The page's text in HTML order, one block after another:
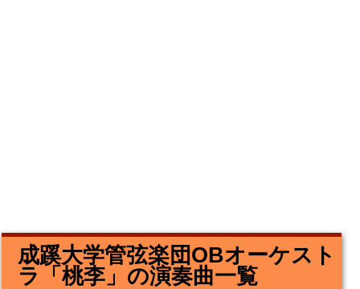
成蹊大学管弦楽団OBオーケスト
ラ「桃李」の演奏曲一覧